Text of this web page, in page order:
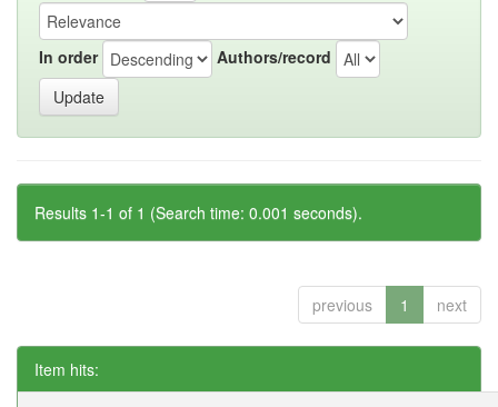
In order Authors/record
Results 1-1 of 1 (Search time: 0.001 seconds).
previous 1 next
Item hits: